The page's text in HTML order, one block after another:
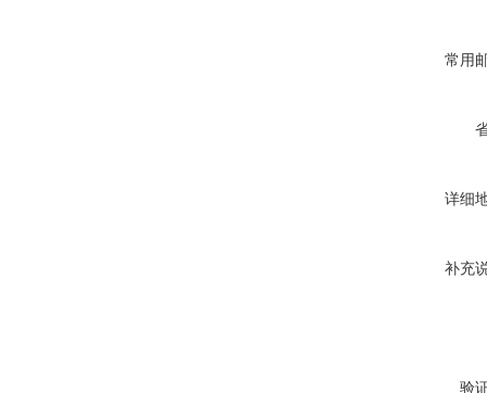
常用
详细
补充
验